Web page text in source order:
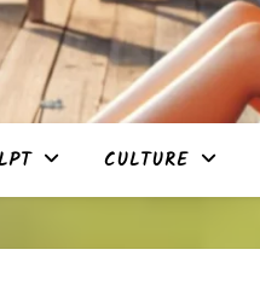
CULTURE